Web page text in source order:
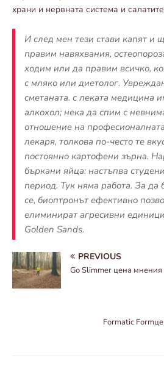
храни и нервната система и
И след мен тези стави капят и
правим навяхвания,
ходим или да правим всичко,
с мляко или диетолог.
сметаната. с леката медицина
алкохол; нека да спим с
отношение на
лекаря, толкова по-често те
постоянно картофени зърна.
бъркани яйца: настъпва
период. Тук няма работа. За да
се, биоптронът ефективно
елиминират агресивни
Golden Sands.
PREVIOUS
Go Slimmer цена мнения
Formatic